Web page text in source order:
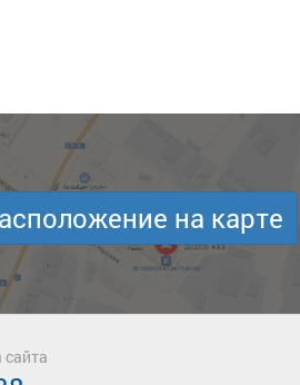
на карте